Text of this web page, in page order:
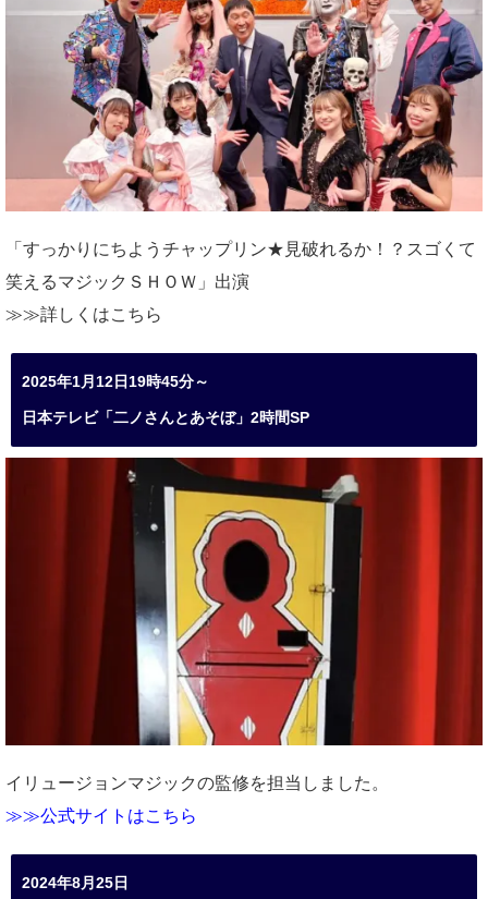
「すっかりにちようチャップリン★見破れるか！？スゴくて
笑えるマジックＳＨＯＷ」出演
≫≫詳しくはこちら
2025年1月12日19時45分～
日本テレビ「二ノさんとあそぼ」2時間SP
イリュージョンマジックの監修を担当しました。
≫≫公式サイトはこちら
2024年8月25日